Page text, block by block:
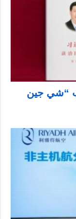
“شي جين